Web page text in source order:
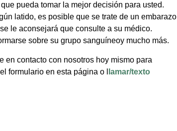
pueda tomar la mejor decisión para usted.
latido, es posible que se trate de un embarazo
le aconsejará que consulte a su médico.
sobre su grupo sanguíneoy mucho más.
en contacto con nosotros hoy mismo para
formulario en esta página o l
lamar/texto